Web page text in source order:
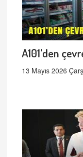
A101’den
13 Mayıs 2026